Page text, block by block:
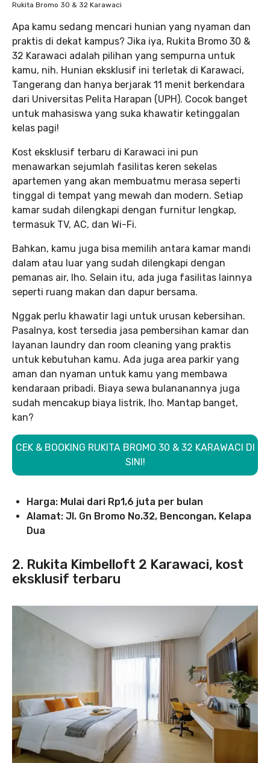
Rukita Bromo 30 & 32 Karawaci
Apa kamu sedang mencari hunian yang nyaman dan
praktis di dekat kampus? Jika iya, Rukita Bromo 30 &
32 Karawaci adalah pilihan yang sempurna untuk
kamu, nih. Hunian eksklusif ini terletak di Karawaci,
Tangerang dan hanya berjarak 11 menit berkendara
dari Universitas Pelita Harapan (UPH). Cocok banget
untuk mahasiswa yang suka khawatir ketinggalan
kelas pagi!
Kost eksklusif terbaru di Karawaci ini pun
menawarkan sejumlah fasilitas keren sekelas
apartemen yang akan membuatmu merasa seperti
tinggal di tempat yang mewah dan modern. Setiap
kamar sudah dilengkapi dengan furnitur lengkap,
termasuk TV, AC, dan Wi-Fi.
Bahkan, kamu juga bisa memilih antara kamar mandi
dalam atau luar yang sudah dilengkapi dengan
pemanas air, lho. Selain itu, ada juga fasilitas lainnya
seperti ruang makan dan dapur bersama.
Nggak perlu khawatir lagi untuk urusan kebersihan.
Pasalnya, kost tersedia jasa pembersihan kamar dan
layanan laundry dan room cleaning yang praktis
untuk kebutuhan kamu. Ada juga area parkir yang
aman dan nyaman untuk kamu yang membawa
kendaraan pribadi. Biaya sewa bulananannya juga
sudah mencakup biaya listrik, lho. Mantap banget,
kan?
CEK & BOOKING RUKITA BROMO 30 & 32 KARAWACI DI
SINI!
Harga: Mulai dari Rp1,6 juta per bulan
Alamat: Jl. Gn Bromo No.32, Bencongan, Kelapa
Dua
2. Rukita Kimbelloft 2 Karawaci, kost
eksklusif terbaru